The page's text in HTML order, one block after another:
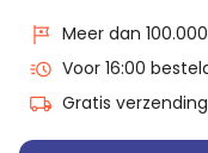
Meer dan
Voor 16:00
Gratis